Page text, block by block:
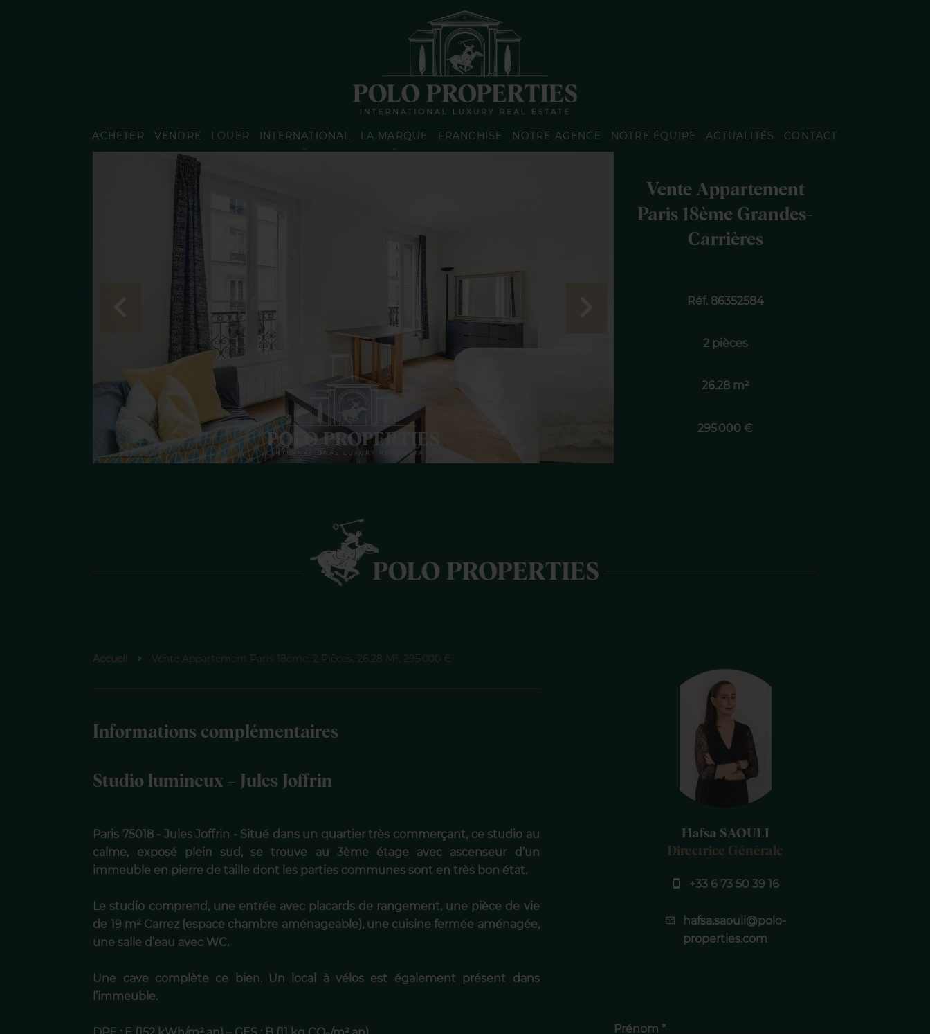
ACHETER VENDRE LOUER INTERNATIONAL LA MARQUE FRANCHISE NOTRE AGENCE NOTRE ÉQUIPE ACTUALITÉS CONTACT
Vente Appartement
Paris 18ème Grandes-
Carrières
Réf. 86352584
2 pièces
26.28 m²
295 000 €
Accueil Vente Appartement Paris 18ème, 2 Pièces, 26.28 M², 295 000 €
Informations complémentaires
Studio lumineux – Jules Joffrin
Paris 75018 - Jules Joffrin - Situé dans un quartier très commerçant, ce studio au
calme, exposé plein sud, se trouve au 3ème étage avec ascenseur d’un
immeuble en pierre de taille dont les parties communes sont en très bon état.
Le studio comprend, une entrée avec placards de rangement, une pièce de vie
de 19 m² Carrez (espace chambre aménageable), une cuisine fermée aménagée,
une salle d’eau avec WC.
Une cave complète ce bien. Un local à vélos est également présent dans
l’immeuble.
Hafsa SAOULI
Directrice Générale
+33 6 73 50 39 16
hafsa.saouli@polo-
properties.com
Prénom *